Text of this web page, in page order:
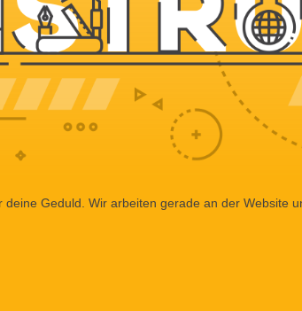
deine Geduld. Wir arbeiten gerade an der Website